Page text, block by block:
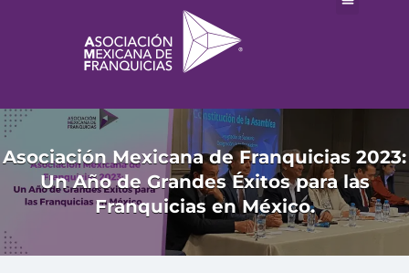
Asociación Mexicana de Franquicias 2023:
Un Año de Grandes Éxitos para las
Franquicias en México.